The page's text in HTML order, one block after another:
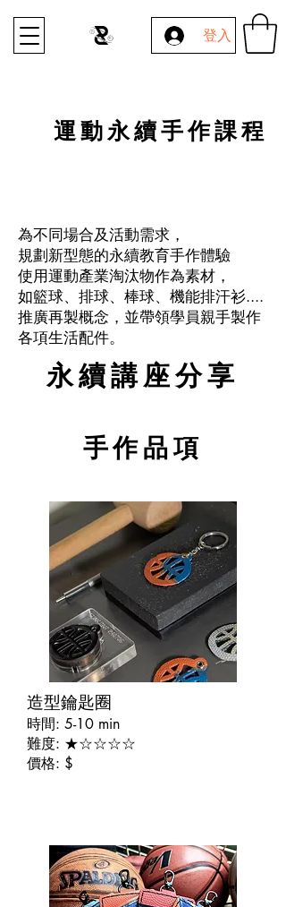
登入
運動永續手作課程
為不同場合及活動需求，
規劃新型態的永續教育手作體驗
使用運動產業淘汰物作為素材，
如籃球、排球、棒球、機能排汗衫....
推廣再製概念，並帶領學員親手製作
各項生活配件。
永續講座分享
手作品項
​造型鑰匙圈
時間: 5-10 min
難度: ★☆☆☆☆
價格: $